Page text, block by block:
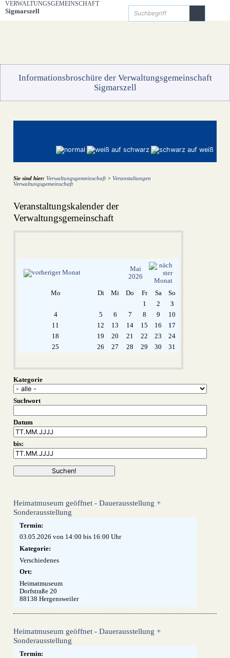
Zum Inhalt,zur Navigationoderzur Startseite
VERWALTUNGSGEMEINSCHAFT
Sigmarszell
Gemeinde Hergensweiler Gemeinde Sigmarszell Gemeinde Weißensberg
Startseite Bürgerservice Die Verwaltungsgemeinschaft
Unsere Gemeinden
Informationsbroschüre der Verwaltungsgemeinschaft
Sigmarszell
Sie sind hier: Verwaltungsgemeinschaft> Veranstaltungen
Verwaltungsgemeinschaft
Veranstaltungskalender der
Verwaltungsgemeinschaft
Mai
2026
Mo Di Mi Do Fr Sa
So
1
2
3
4
5 6 7 8 9
10
11
12 13 14 15 16
17
18
19 20 21 22 23
24
25
26 27 28 29 30 31
Kategorie
Suchwort
Datum
bis:
Heimatmuseum geöffnet - Dauerausstellung +
Sonderausstellung
Termin:
03.05.2026 von 14:00 bis 16:00 Uhr
Kategorie:
Verschiedenes
Ort:
Heimatmuseum
Dorfstraße 20
88138 Hergensweiler
Heimatmuseum geöffnet - Dauerausstellung +
Sonderausstellung
Termin: